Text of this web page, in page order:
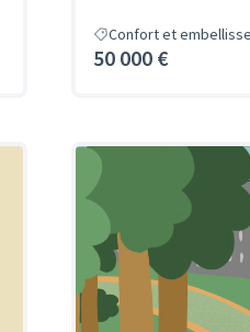
Confort et
50 000 €